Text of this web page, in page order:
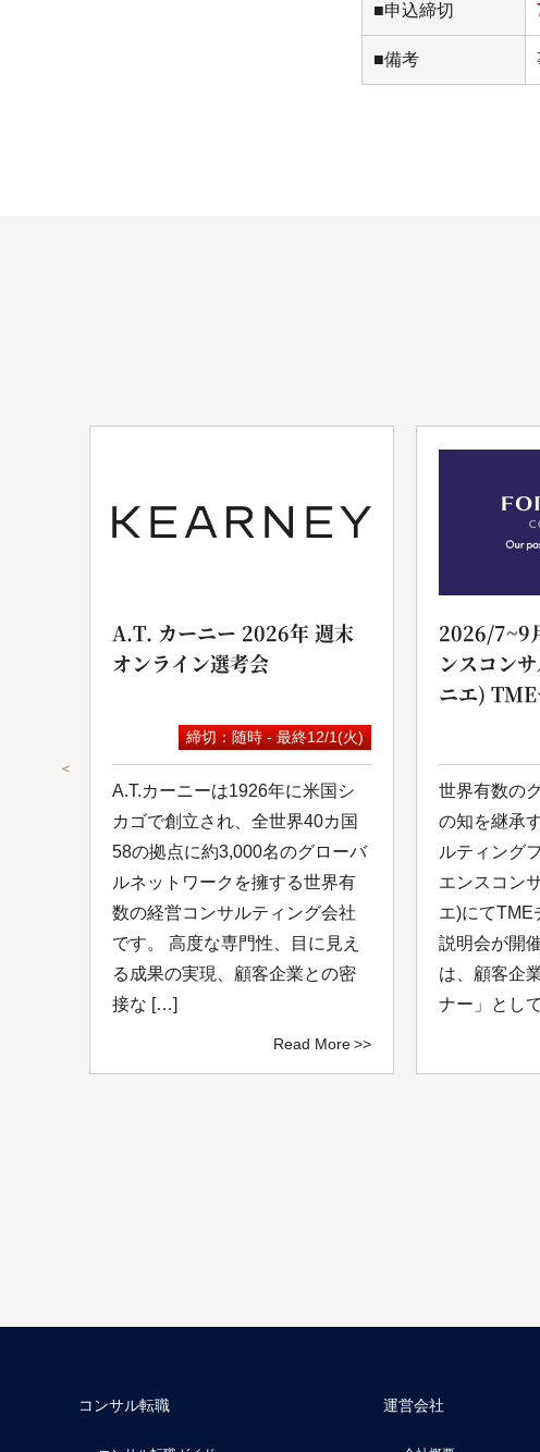
■申込締切
■備考
＜
A.T. カーニー 2026年 週末
オンライン選考会
締切：随時 - 最終12/1(火)
A.T.カーニーは1926年に米国シ
カゴで創立され、全世界40カ国
58の拠点に約3,000名のグローバ
ルネットワークを擁する世界有
数の経営コンサルティング会社
です。 高度な専門性、目に見え
る成果の実現、顧客企業との密
接な […]
Read More
2026/7~9
ンスコン
ニエ)
世界有数の
の知を継承
ルティング
エンスコン
エ)にてTME
説明会が開
は、顧客企
ナー」とし
コンサル転職 運営会社